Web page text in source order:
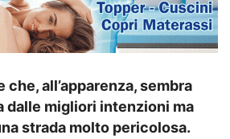
che, all’apparenza, sembra
dalle migliori intenzioni ma
strada molto pericolosa.